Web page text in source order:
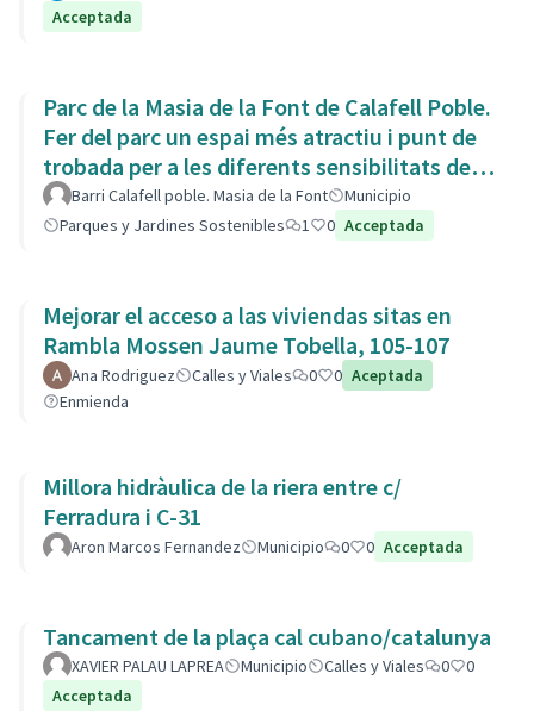
Acceptada
Parc de la Masia de la Font de Calafell Poble.
Fer del parc un espai més atractiu i punt de
trobada per a les diferents sensibilitats del
barri.Barri Calafell poble. Masia de la Font
Municipio
Parques y Jardines Sostenibles
1 0 Acceptada
Mejorar el acceso a las viviendas sitas en
Rambla Mossen Jaume Tobella, 105-107
Ana Rodriguez Calles y Viales 0 0 Aceptada
Enmienda
Millora hidràulica de la riera entre c/
Ferradura i C-31
Aron Marcos Fernandez Municipio 0 0 Acceptada
Tancament de la plaça cal cubano/catalunya
XAVIER PALAU LAPREA Municipio Calles y Viales 0
0
Acceptada